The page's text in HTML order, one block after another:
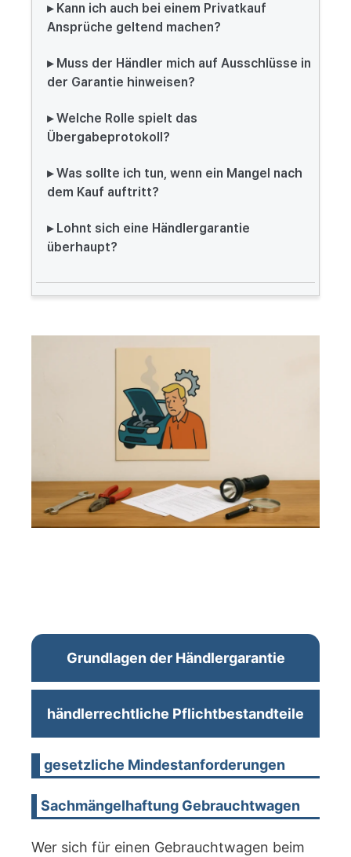
▸ Kann ich auch bei einem Privatkauf
Ansprüche geltend machen?
▸ Muss der Händler mich auf Ausschlüsse in
der Garantie hinweisen?
▸ Welche Rolle spielt das
Übergabeprotokoll?
▸ Was sollte ich tun, wenn ein Mangel nach
dem Kauf auftritt?
▸ Lohnt sich eine Händlergarantie
überhaupt?
Grundlagen der Händlergarantie
händlerrechtliche Pflichtbestandteile
gesetzliche Mindestanforderungen
Sachmängelhaftung Gebrauchtwagen
Wer sich für einen Gebrauchtwagen beim